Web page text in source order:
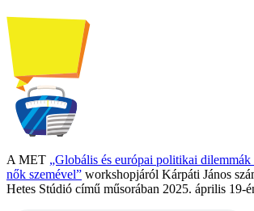
A MET „Globális és európai politikai dilemmák
nők szemével” workshopjáról Kárpáti János
Hetes Stúdió című műsorában 2025. április 19-